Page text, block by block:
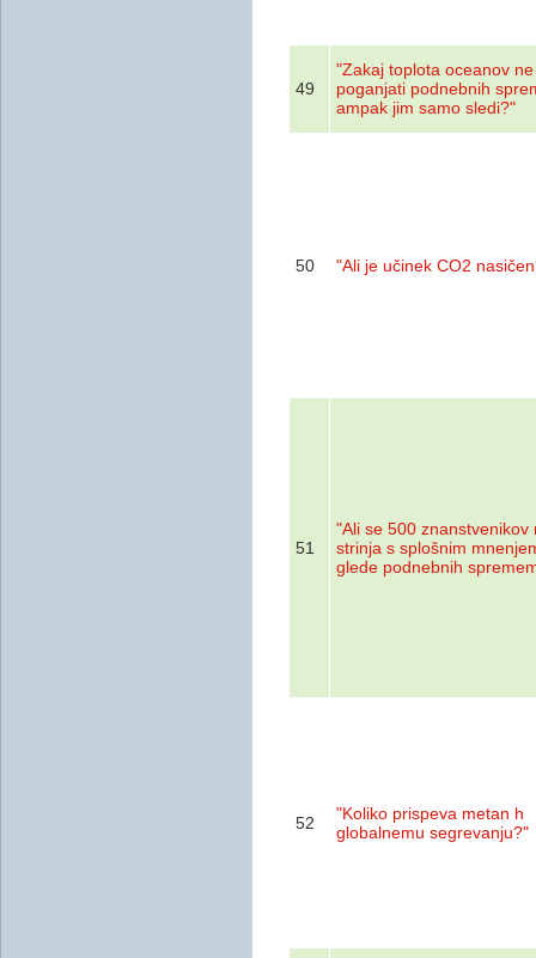
49
"Zakaj toplota oceanov
poganjati podnebnih
ampak jim samo sledi?"
50 "Ali je učinek CO2
51
"Ali se 500 znanstvenikov
strinja s splošnim
glede podnebnih
52
"Koliko prispeva metan h
globalnemu segrevanju?"